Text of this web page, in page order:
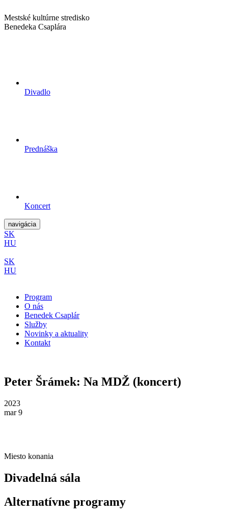
Mestské kultúrne stredisko
Benedeka Csaplára
Divadlo
Prednáška
Koncert
navigácia
SK
HU
SK
HU
Program
O nás
Benedek Csaplár
Služby
Novinky a aktuality
Kontakt
Peter Šrámek: Na MDŽ (koncert)
2023
mar 9
Miesto konania
Divadelná sála
Alternatívne programy